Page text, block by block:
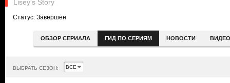
Lisey's Story
Статус: Завершен
ОБЗОР СЕРИАЛА ГИД ПО СЕРИЯМ НОВОСТИ ВИДЕО
ВЫБРАТЬ СЕЗОН: